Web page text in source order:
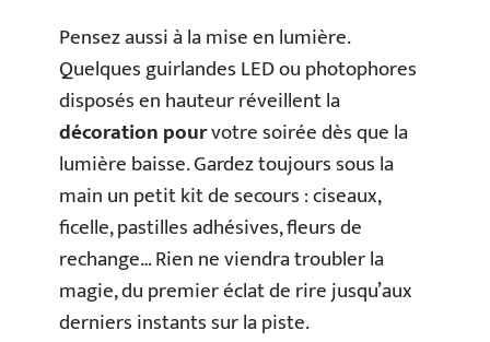
Pensez aussi à la mise en lumière.
Quelques guirlandes LED ou photophores
disposés en hauteur réveillent la
décoration pourvotre soirée dès que la
lumière baisse. Gardez toujours sous la
main un petit kit de secours : ciseaux,
ficelle, pastilles adhésives, fleurs de
rechange… Rien ne viendra troubler la
magie, du premier éclat de rire jusqu’aux
derniers instants sur la piste.